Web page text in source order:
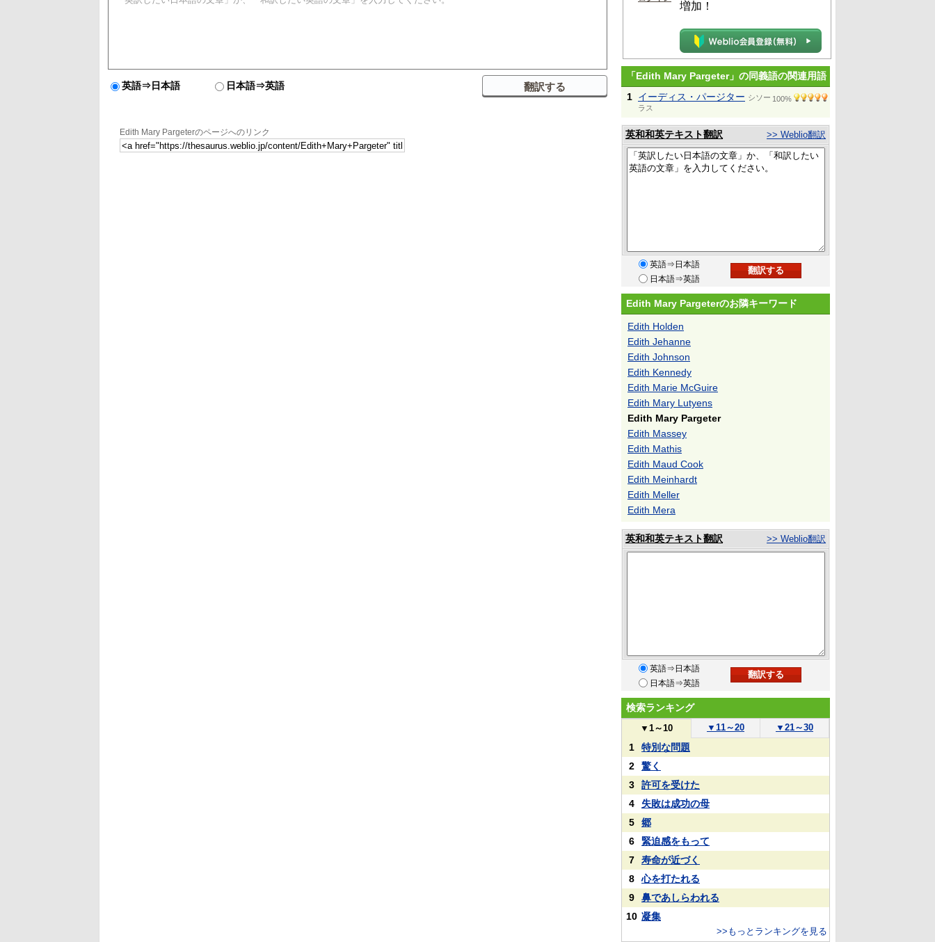
英語⇒日本語 日本語⇒英語
Edith Mary Pargeterのページへのリンク
増加！
「Edith Mary Pargeter」の同義語の関連用語
1 イーディス・パージター シソー
ラス
100%
英和和英テキスト翻訳 >> Weblio翻訳
英語⇒日本語
日本語⇒英語
Edith Mary Pargeterのお隣キーワード
Edith Holden
Edith Jehanne
Edith Johnson
Edith Kennedy
Edith Marie McGuire
Edith Mary Lutyens
Edith Mary Pargeter
Edith Massey
Edith Mathis
Edith Maud Cook
Edith Meinhardt
Edith Meller
Edith Mera
英和和英テキスト翻訳 >> Weblio翻訳
英語⇒日本語
日本語⇒英語
検索ランキング
▼ 1～10 ▼ 11～20 ▼ 21～30
1
特別な問題
2
驚く
3
許可を受けた
4
失敗は成功の母
5
郷
6
緊迫感をもって
7
寿命が近づく
8
心を打たれる
9
鼻であしらわれる
10 凝集
>>もっとランキングを見る